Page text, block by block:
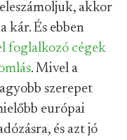
akkor
És ebben
foglalkozó cégek
. Mivel a
szerepet
európai
és azt jó